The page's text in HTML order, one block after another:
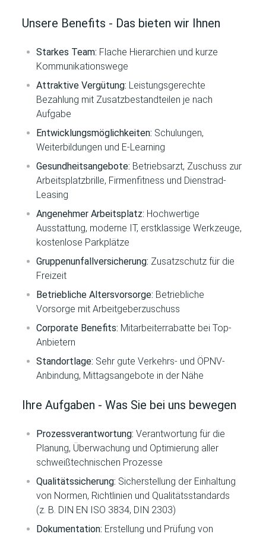
Unsere Benefits - Das bieten wir Ihnen
Starkes Team: Flache Hierarchien und kurze
Kommunikationswege
Attraktive Vergütung: Leistungsgerechte
Bezahlung mit Zusatzbestandteilen je nach
Aufgabe
Entwicklungsmöglichkeiten: Schulungen,
Weiterbildungen und E-Learning
Gesundheitsangebote: Betriebsarzt, Zuschuss zur
Arbeitsplatzbrille, Firmenfitness und Dienstrad-
Leasing
Angenehmer Arbeitsplatz: Hochwertige
Ausstattung, moderne IT, erstklassige Werkzeuge,
kostenlose Parkplätze
Gruppenunfallversicherung: Zusatzschutz für die
Freizeit
Betriebliche Altersvorsorge: Betriebliche
Vorsorge mit Arbeitgeberzuschuss
Corporate Benefits: Mitarbeiterrabatte bei Top-
Anbietern
Standortlage: Sehr gute Verkehrs- und ÖPNV-
Anbindung, Mittagsangebote in der Nähe
Ihre Aufgaben - Was Sie bei uns bewegen
Prozessverantwortung: Verantwortung für die
Planung, Überwachung und Optimierung aller
schweißtechnischen Prozesse
Qualitätssicherung: Sicherstellung der Einhaltung
von Normen, Richtlinien und Qualitätsstandards
(z. B. DIN EN ISO 3834, DIN 2303)
Dokumentation: Erstellung und Prüfung von